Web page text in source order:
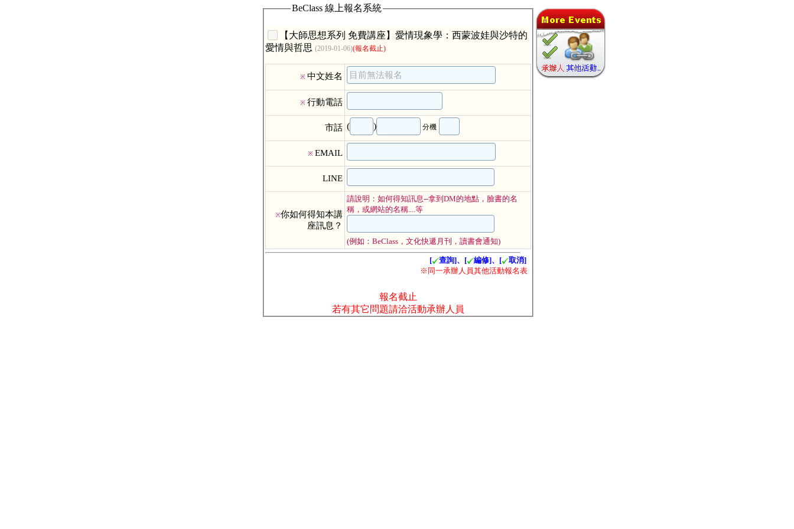
BeClass 線上報名系統
【大師思想系列 免費講座】愛情現象學：西蒙波娃與沙特的
愛情與哲思 (2019-01-06)(報名截止)
※ 中文姓名
※ 行動電話
市話 ( ) 分機
※ EMAIL
LINE
※你如何得知本講
座訊息？
請說明：如何得知訊息--拿到DM的地點，臉書的名
稱，或網站的名稱....等
(例如：BeClass，文化快遞月刊，讀書會通知)
[ 查詢]、[ 編修]、[
取消]
※同一承辦人員其他活動報名表
報名截止
若有其它問題請洽活動承辦人員